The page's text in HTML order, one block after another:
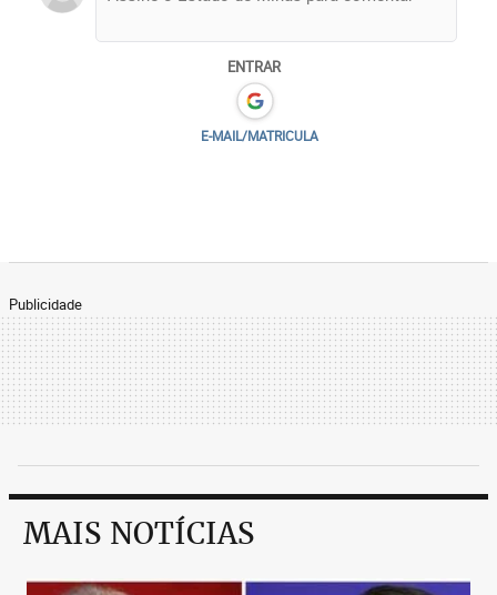
ENTRAR
E-MAIL/MATRICULA
Publicidade
MAIS NOTÍCIAS